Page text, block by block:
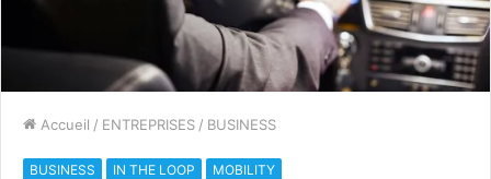
Accueil / ENTREPRISES / BUSINESS
BUSINESS IN THE LOOP MOBILITY